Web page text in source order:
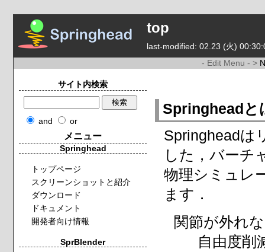
top
last-modified: 02.23 (火)
- Edit Menu - >
Springheadと
Springheadは
した，バーチ
物理シミュレ
ます．
関節が外れ
自由度削
サイト内検索
and or
メニュー
Springhead
トップページ
スクリーンショットと紹介
ダウンロード
ドキュメント
開発者向け情報
SprBlender